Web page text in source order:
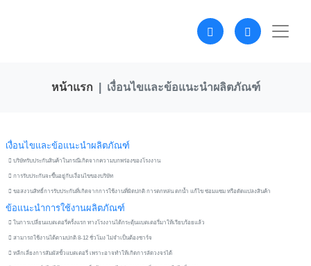
หน้าแรก เงื่อนไขและข้อแนะนำผลิตภัณฑ์